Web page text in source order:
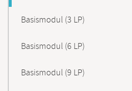
Basismodul (3 LP)
Basismodul (6 LP)
Basismodul (9 LP)